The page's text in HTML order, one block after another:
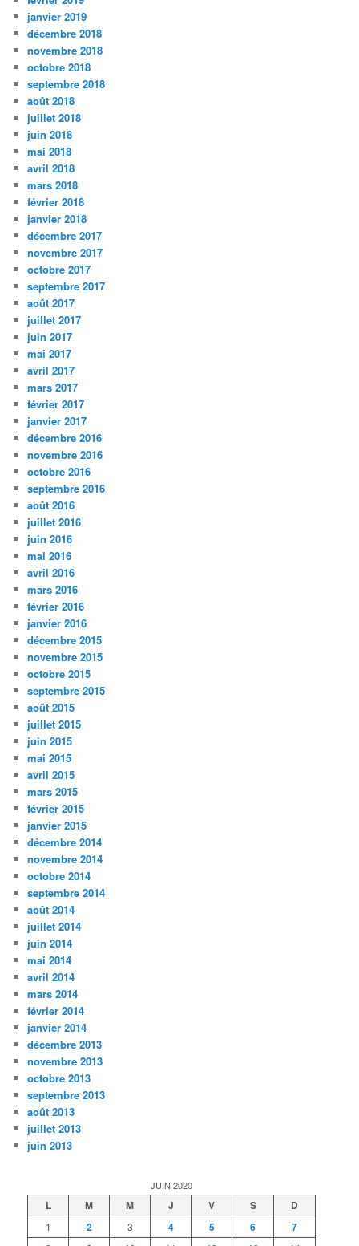
janvier 2019
décembre 2018
novembre 2018
octobre 2018
septembre 2018
août 2018
juillet 2018
juin 2018
mai 2018
avril 2018
mars 2018
février 2018
janvier 2018
décembre 2017
novembre 2017
octobre 2017
septembre 2017
août 2017
juillet 2017
juin 2017
mai 2017
avril 2017
mars 2017
février 2017
janvier 2017
décembre 2016
novembre 2016
octobre 2016
septembre 2016
août 2016
juillet 2016
juin 2016
mai 2016
avril 2016
mars 2016
février 2016
janvier 2016
décembre 2015
novembre 2015
octobre 2015
septembre 2015
août 2015
juillet 2015
juin 2015
mai 2015
avril 2015
mars 2015
février 2015
janvier 2015
décembre 2014
novembre 2014
octobre 2014
septembre 2014
août 2014
juillet 2014
juin 2014
mai 2014
avril 2014
mars 2014
février 2014
janvier 2014
décembre 2013
novembre 2013
octobre 2013
septembre 2013
août 2013
juillet 2013
juin 2013
JUIN 2020
L M M J V S D
1 2 3 4 5 6
7